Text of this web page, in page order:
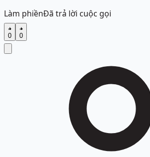
Làm phiềnĐã trả lời cuộc gọi
0 0